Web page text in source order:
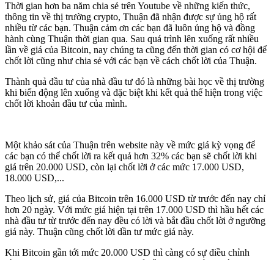
Thời gian hơn ba năm chia sẻ trên Youtube về những kiến thức,
thông tin về thị trường crypto, Thuận đã nhận được sự ủng hộ rất
nhiều từ các bạn. Thuận cảm ơn các bạn đã luôn ủng hộ và đồng
hành cùng Thuận thời gian qua. Sau quá trình lên xuống rất nhiều
lần về giá của Bitcoin, nay chúng ta cũng đến thời gian có cơ hội để
chốt lời cũng như chia sẻ với các bạn về cách chốt lời của Thuận.
Thành quả đầu tư của nhà đầu tư đó là những bài học về thị trường
khi biến động lên xuống và đặc biệt khi kết quả thể hiện trong việc
chốt lời khoản đầu tư của mình.
Một khảo sát của Thuận trên website này về mức giá kỳ vọng để
các bạn có thể chốt lời ra kết quả hơn 32% các bạn sẽ chốt lời khi
giá trên 20.000 USD, còn lại chốt lời ở các mức 17.000 USD,
18.000 USD,...
Theo lịch sử, giá của Bitcoin trên 16.000 USD từ trước đến nay chỉ
hơn 20 ngày. Với mức giá hiện tại trên 17.000 USD thì hầu hết các
nhà đầu tư từ trước đến nay đều có lời và bắt đầu chốt lời ở ngưỡng
giá này. Thuận cũng chốt lời dần tư mức giá này.
Khi Bitcoin gần tới mức 20.000 USD thì càng có sự điều chỉnh